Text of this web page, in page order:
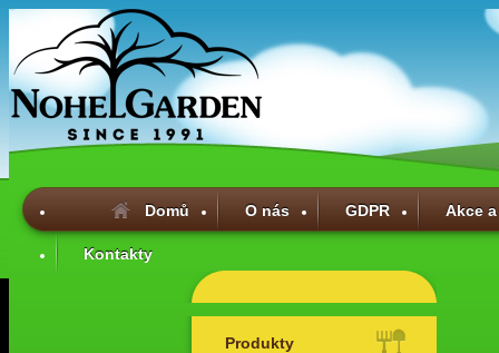
Domů O nás GDPR Akce
Kontakty
Produkty